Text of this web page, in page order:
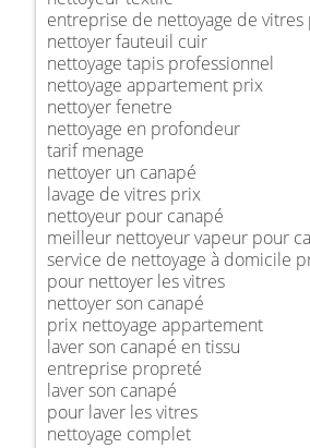
entreprise de nettoyage de
nettoyer fauteuil cuir
nettoyage tapis professionnel
nettoyage appartement prix
nettoyer fenetre
nettoyage en profondeur
tarif menage
nettoyer un canapé
lavage de vitres prix
nettoyeur pour canapé
meilleur nettoyeur vapeur pour
service de nettoyage à domicile
pour nettoyer les vitres
nettoyer son canapé
prix nettoyage appartement
laver son canapé en tissu
entreprise propreté
laver son canapé
pour laver les vitres
nettoyage complet